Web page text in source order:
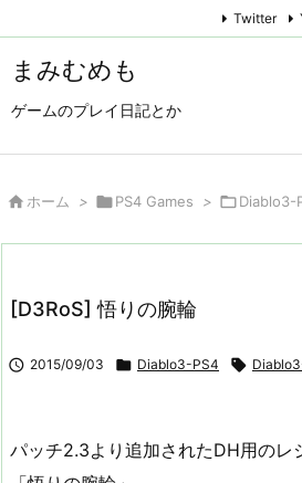
まみむめも
ゲームのプレイ日記とか
Twitter
 ホーム > PS4 Games > Diablo3-
[D3RoS] 悟りの腕輪
 2015/09/03  Diablo3-PS4 
パッチ2.3より追加されたDH用のレ